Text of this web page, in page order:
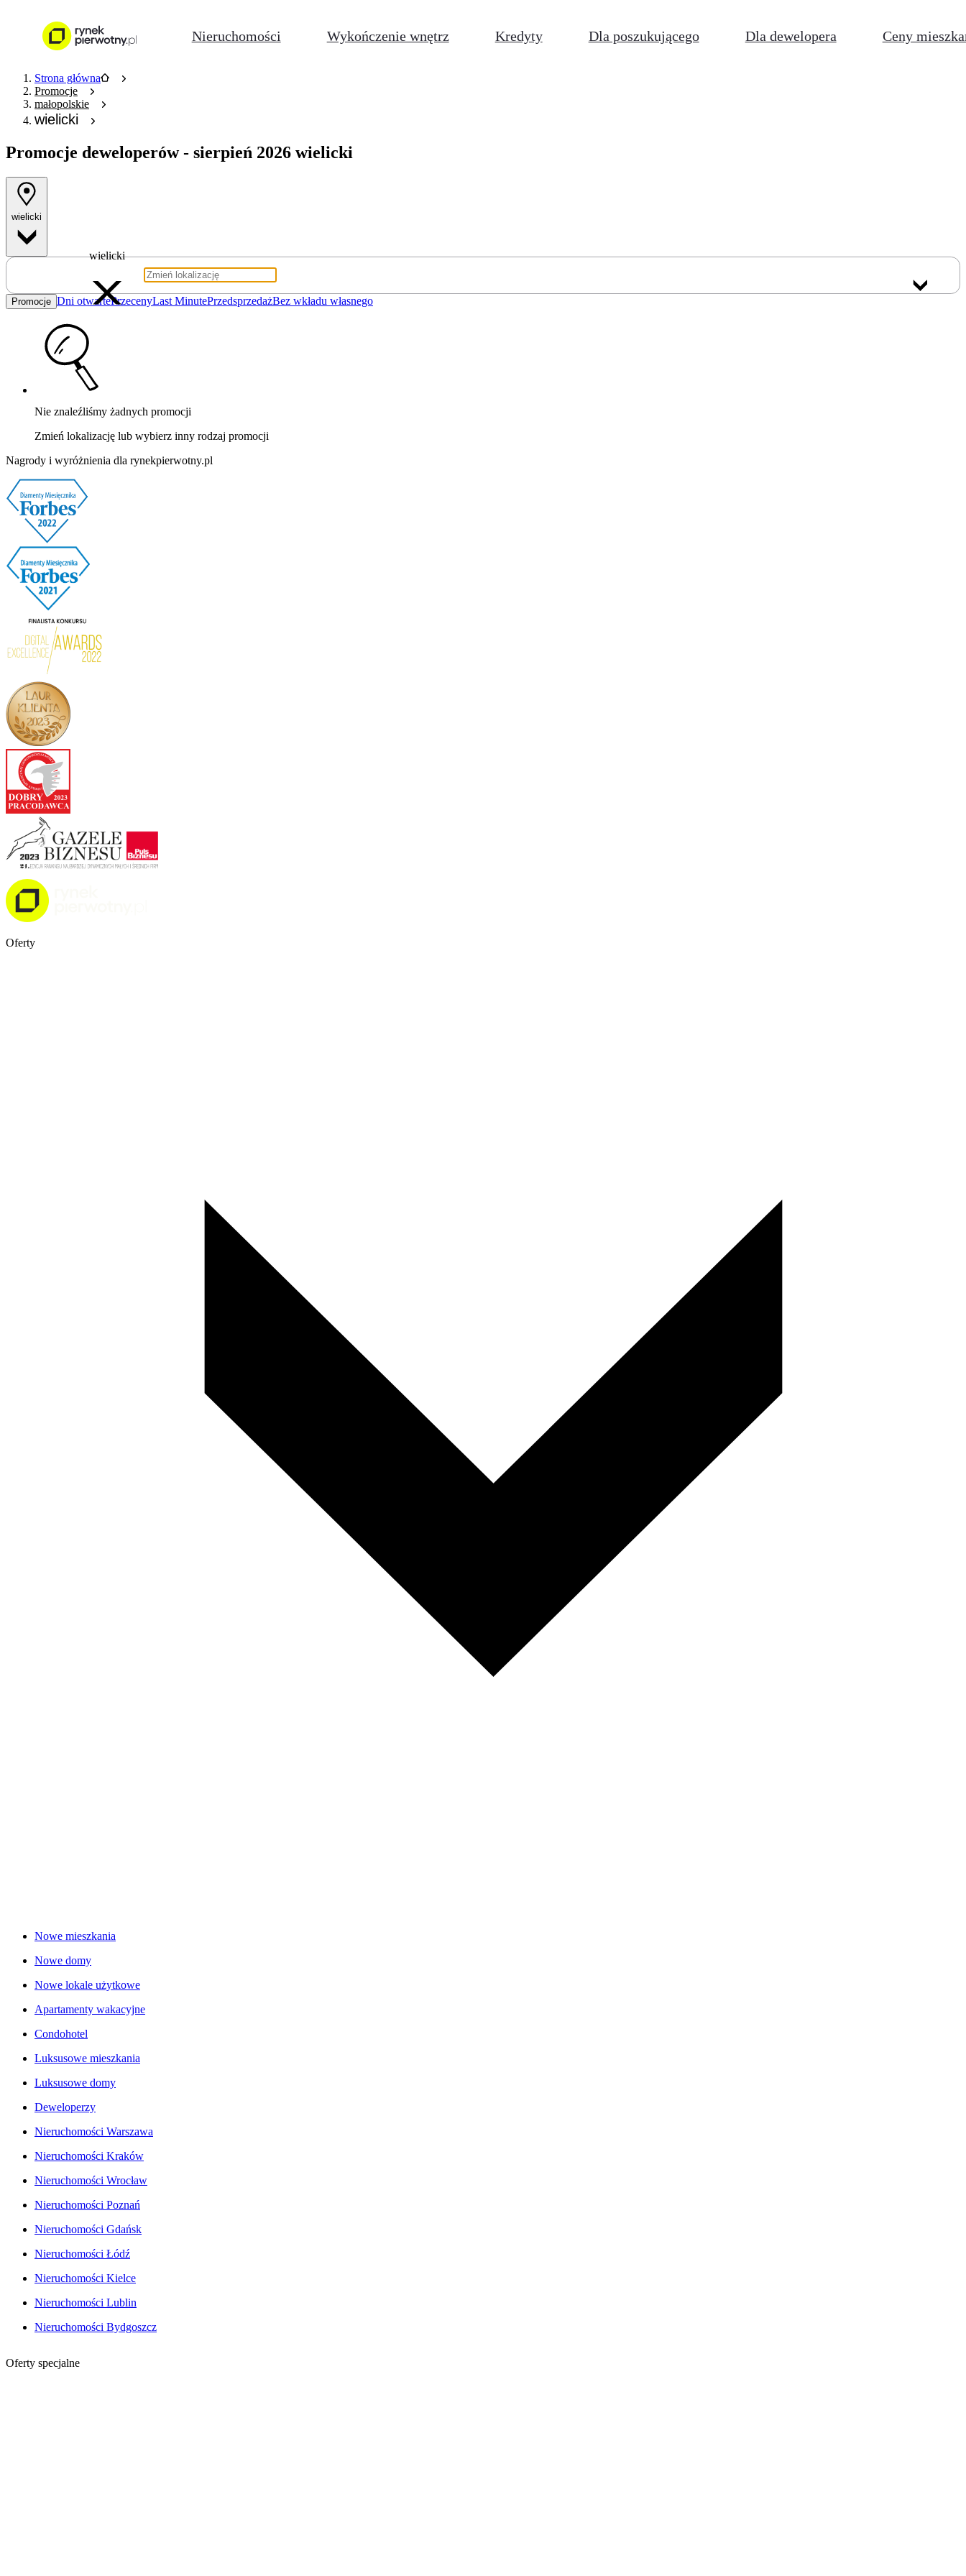
Nieruchomości Wykończenie wnętrz Kredyty Dla poszukującego Dla dewelopera Ceny
Strona główna
Promocje
małopolskie
wielicki
Promocje deweloperów - sierpień 2026 wielicki
wielicki
wielicki
Promocje Dni otwartePrzecenyLast MinutePrzedsprzedażBez wkładu własnego
Nie znaleźliśmy żadnych promocji
Zmień lokalizację lub wybierz inny rodzaj promocji
Nagrody i wyróżnienia dla rynekpierwotny.pl
Oferty
Nowe mieszkania
Nowe domy
Nowe lokale użytkowe
Apartamenty wakacyjne
Condohotel
Luksusowe mieszkania
Luksusowe domy
Deweloperzy
Nieruchomości Warszawa
Nieruchomości Kraków
Nieruchomości Wrocław
Nieruchomości Poznań
Nieruchomości Gdańsk
Nieruchomości Łódź
Nieruchomości Kielce
Nieruchomości Lublin
Nieruchomości Bydgoszcz
Oferty specjalne